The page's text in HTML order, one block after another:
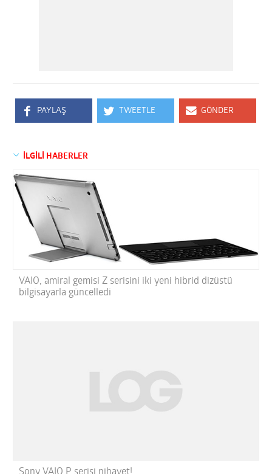
PAYLAŞ TWEETLE GÖNDER
İLGİLİ HABERLER
VAIO, amiral gemisi Z serisini iki yeni hibrid dizüstü
bilgisayarla güncelledi